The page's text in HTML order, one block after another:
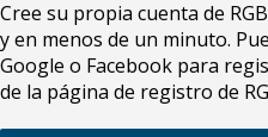
Cree su propia cuenta de
y en menos de un minuto.
Google o Facebook para
de la página de registro de